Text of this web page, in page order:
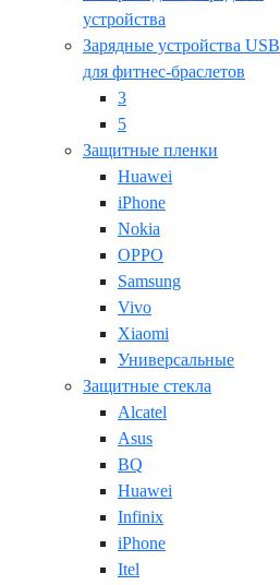
устройства
Зарядные устройства USB
для фитнес-браслетов
3
5
Защитные пленки
Huawei
iPhone
Nokia
OPPO
Samsung
Vivo
Xiaomi
Универсальные
Защитные стекла
Alcatel
Asus
BQ
Huawei
Infinix
iPhone
Itel